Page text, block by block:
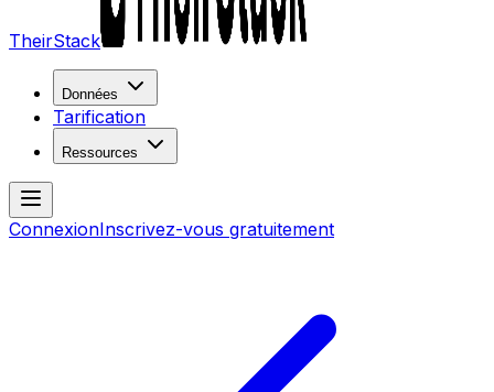
TheirStack
Données
Tarification
Ressources
ConnexionInscrivez-vous gratuitement